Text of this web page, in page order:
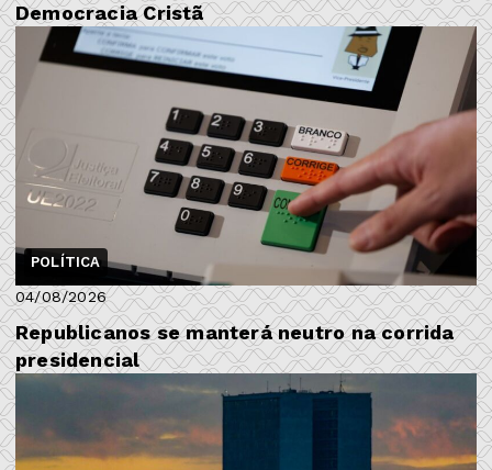
Democracia Cristã
POLÍTICA
04/08/2026
Republicanos se manterá neutro na corrida
presidencial